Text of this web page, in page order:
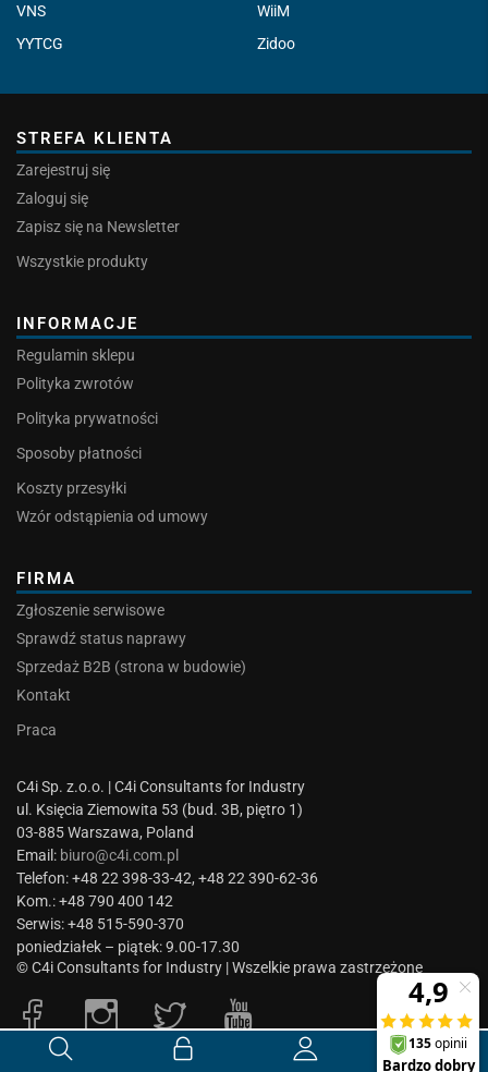
VNS
WiiM
YYTCG
Zidoo
STREFA KLIENTA
Zarejestruj się
Zaloguj się
Zapisz się na Newsletter
Wszystkie produkty
INFORMACJE
Regulamin sklepu
Polityka zwrotów
Polityka prywatności
Sposoby płatności
Koszty przesyłki
Wzór odstąpienia od umowy
FIRMA
Zgłoszenie serwisowe
Sprawdź status naprawy
Sprzedaż B2B (strona w budowie)
Kontakt
Praca
C4i Sp. z.o.o. | C4i Consultants for Industry
ul. Księcia Ziemowita 53 (bud. 3B, piętro 1)
03-885 Warszawa, Poland
Email: biuro@c4i.com.pl
Telefon: +48 22 398-33-42, +48 22 390-62-36
Kom.: +48 790 400 142
Serwis: +48 515-590-370
poniedziałek – piątek: 9.00-17.30
© C4i Consultants for Industry | Wszelkie prawa zastrzeżone
0